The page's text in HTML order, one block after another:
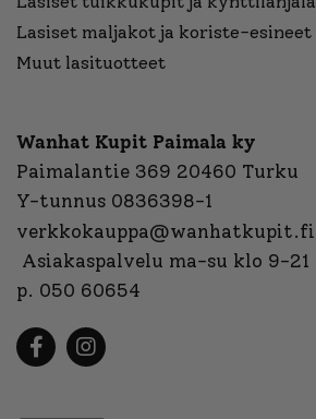
Lasiset maljakot ja koriste-esineet
Muut lasituotteet
Wanhat Kupit Paimala ky
Paimalantie 369 20460 Turku
Y-tunnus 0836398-1
verkkokauppa@wanhatkupit.fi
Asiakaspalvelu ma-su klo 9-21
p. 050 60654